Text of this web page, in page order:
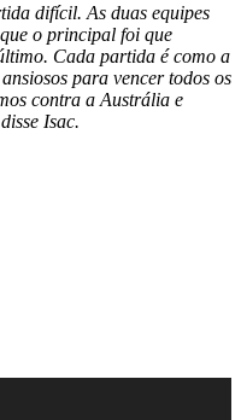
difícil. As duas equipes
o principal foi que
Cada partida é como a
para vencer todos os
contra a Austrália e
Isac.